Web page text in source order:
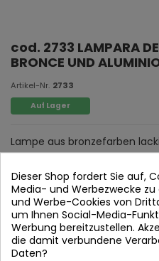
cod. 2733 LAMPARA
BRONCE UND
Artikel-Nr. 2733
Auf Lager
Lampe aus bronzefarben
Dieser Shop fordert Sie auf,
Media- und Werbezwecke
und Werbe-Cookies von
um Ihnen Social-Media-
Werbung bereitzustellen.
die damit verbundene
Daten?